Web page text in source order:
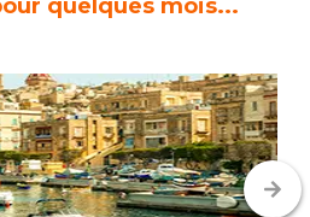
quelques mois...